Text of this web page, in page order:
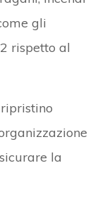
gli
rispetto al
la